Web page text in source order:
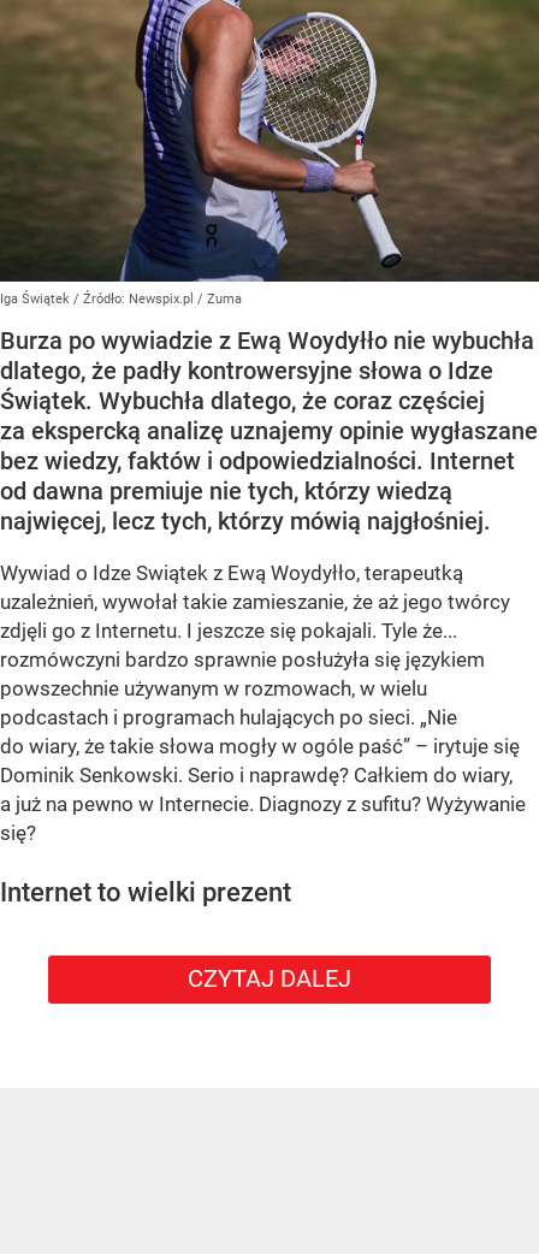
Iga Świątek / Źródło: Newspix.pl / Zuma
Burza po wywiadzie z Ewą Woydyłło nie wybuchła
dlatego, że padły kontrowersyjne słowa o Idze
Świątek. Wybuchła dlatego, że coraz częściej
za ekspercką analizę uznajemy opinie wygłaszane
bez wiedzy, faktów i odpowiedzialności. Internet
od dawna premiuje nie tych, którzy wiedzą
najwięcej, lecz tych, którzy mówią najgłośniej.
Wywiad o Idze Swiątek z Ewą Woydyłło, terapeutką
uzależnień, wywołał takie zamieszanie, że aż jego twórcy
zdjęli go z Internetu. I jeszcze się pokajali. Tyle że...
rozmówczyni bardzo sprawnie posłużyła się językiem
powszechnie używanym w rozmowach, w wielu
podcastach i programach hulających po sieci. „Nie
do wiary, że takie słowa mogły w ogóle paść” – irytuje się
Dominik Senkowski. Serio i naprawdę? Całkiem do wiary,
a już na pewno w Internecie. Diagnozy z sufitu? Wyżywanie
się?
Internet to wielki prezent
CZYTAJ DALEJ